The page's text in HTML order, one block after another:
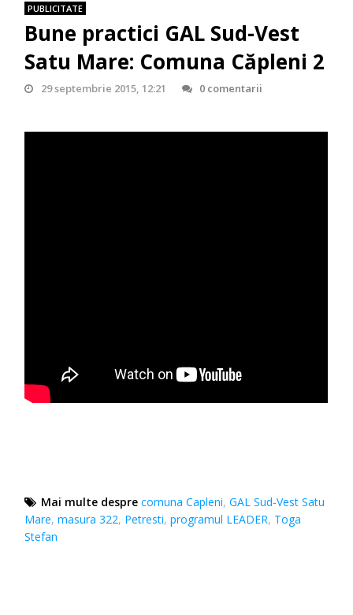
PUBLICITATE
Bune practici GAL Sud-Vest
Satu Mare: Comuna Căpleni 2
29 septembrie 2015, 12:21 0 comentarii
Mai multe despre comuna Capleni,GAL Sud-Vest Satu
Mare,masura 322, Petresti,programul LEADER, Toga
Stefan